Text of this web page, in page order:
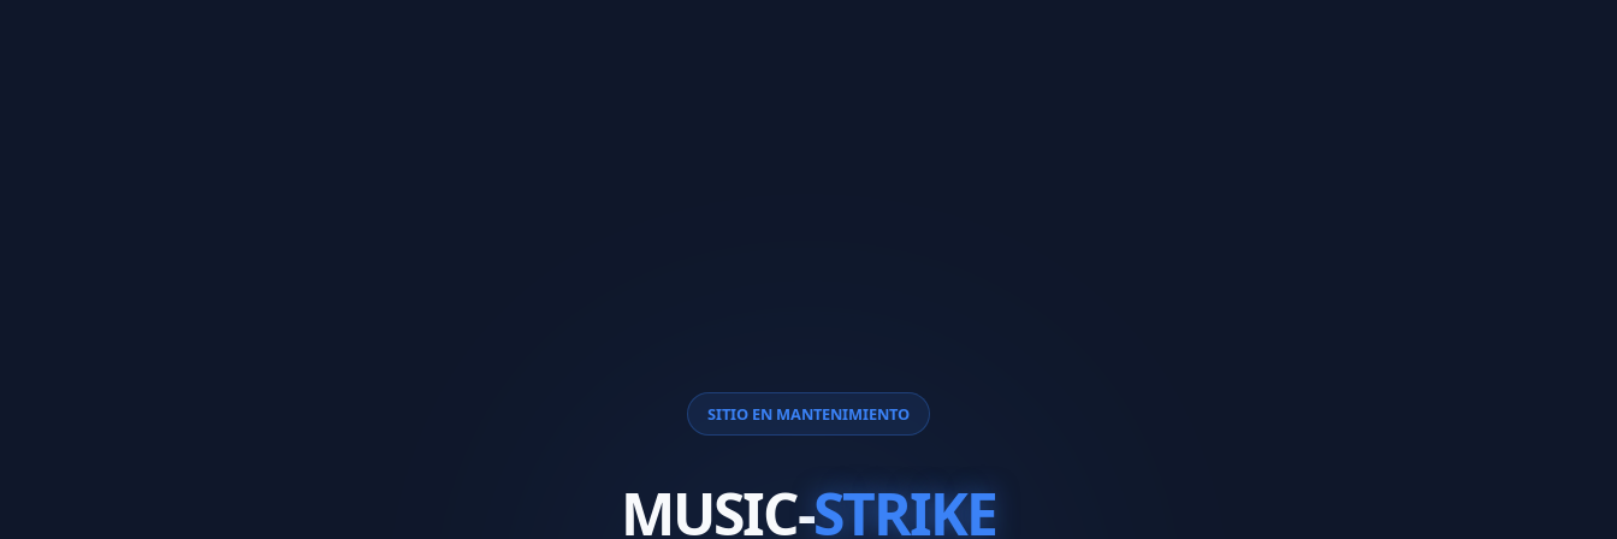
SITIO EN MANTENIMIENTO
MUSIC-STRIKE